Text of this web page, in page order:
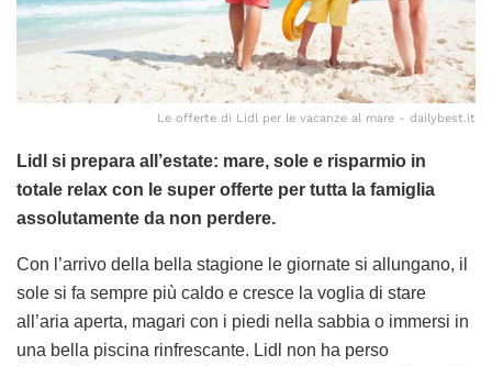
Le offerte di Lidl per le vacanze al mare - dailybest.it
Lidl si prepara all’estate: mare, sole e risparmio in
totale relax con le super offerte per tutta la famiglia
assolutamente da non perdere.
Con l’arrivo della bella stagione le giornate si allungano, il
sole si fa sempre più caldo e cresce la voglia di stare
all’aria aperta, magari con i piedi nella sabbia o immersi in
una bella piscina rinfrescante. Lidl non ha perso